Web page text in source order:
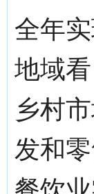
全年
地域
乡村
发和